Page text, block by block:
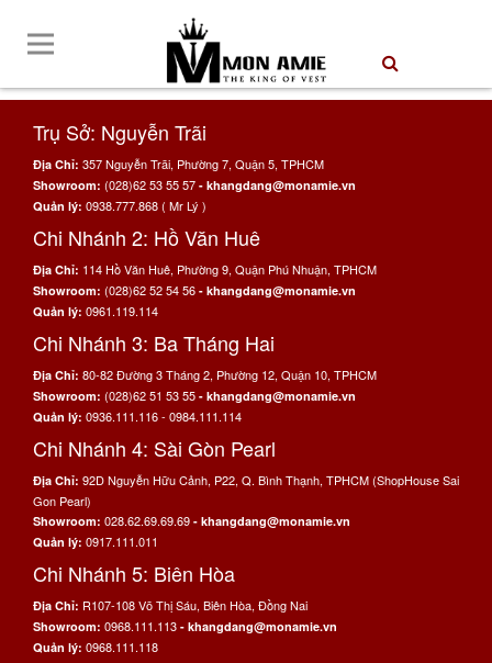
Trụ Sở: Nguyễn Trãi
Địa Chỉ: 357 Nguyễn Trãi, Phường 7, Quận 5, TPHCM
Showroom: (028)62 53 55 57 - khangdang@monamie.vn
Quản lý: 0938.777.868 ( Mr Lý )
Chi Nhánh 2: Hồ Văn Huê
Địa Chỉ: 114 Hồ Văn Huê, Phường 9, Quận Phú Nhuận, TPHCM
Showroom: (028)62 52 54 56 - khangdang@monamie.vn
Quản lý: 0961.119.114
Chi Nhánh 3: Ba Tháng Hai
Địa Chỉ: 80-82 Đường 3 Tháng 2, Phường 12, Quận 10, TPHCM
Showroom: (028)62 51 53 55 - khangdang@monamie.vn
Quản lý: 0936.111.116 - 0984.111.114
Chi Nhánh 4: Sài Gòn Pearl
Địa Chỉ: 92D Nguyễn Hữu Cảnh, P22, Q. Bình Thạnh, TPHCM (ShopHouse Sai
Gon Pearl)
Showroom: 028.62.69.69.69 - khangdang@monamie.vn
Quản lý: 0917.111.011
Chi Nhánh 5: Biên Hòa
Địa Chỉ: R107-108 Võ Thị Sáu, Biên Hòa, Đồng Nai
Showroom: 0968.111.113 - khangdang@monamie.vn
Quản lý: 0968.111.118